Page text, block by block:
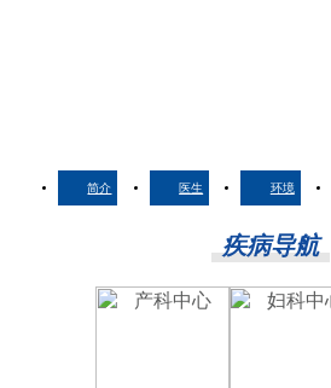
简介 医生 环境
疾病导航